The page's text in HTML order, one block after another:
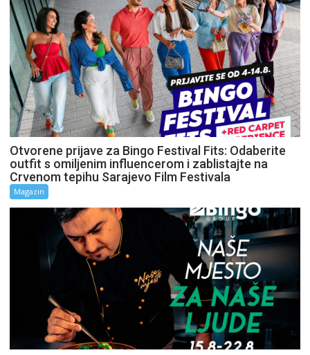
Otvorene prijave za Bingo Festival Fits: Odaberite
outfit s omiljenim influencerom i zablistajte na
Crvenom tepihu Sarajevo Film Festivala
Magazin